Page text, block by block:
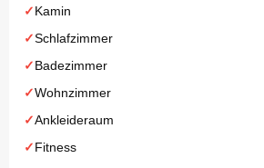
Kamin
Schlafzimmer
Badezimmer
Wohnzimmer
Ankleideraum
Fitness